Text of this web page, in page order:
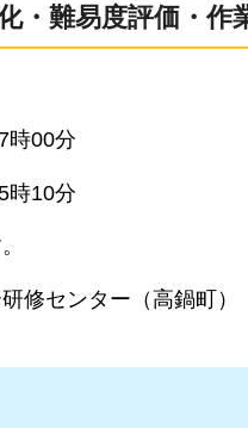
・難易度評価・作
時00分
時10分
修センター（高鍋町）